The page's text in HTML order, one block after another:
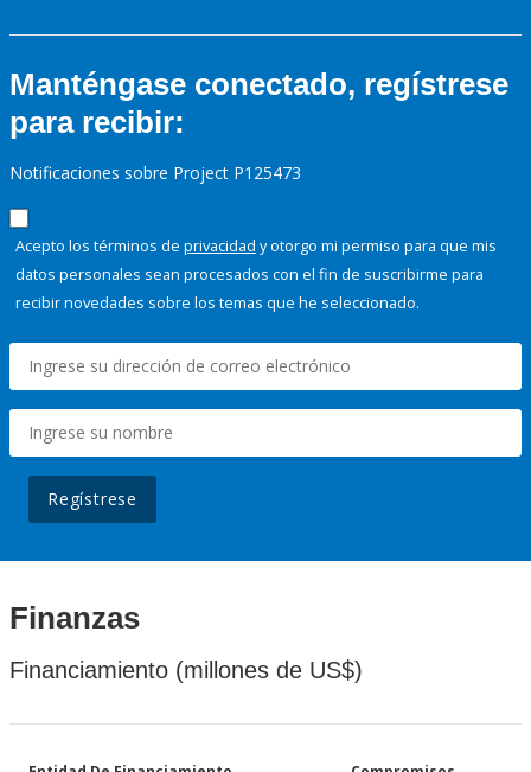
Manténgase conectado, regístrese
para recibir:
Notificaciones sobre Project P125473
Acepto los términos de privacidad y otorgo mi permiso para que mis
datos personales sean procesados con el fin de suscribirme para
recibir novedades sobre los temas que he seleccionado.
Regístrese
Finanzas
Financiamiento (millones de US$)